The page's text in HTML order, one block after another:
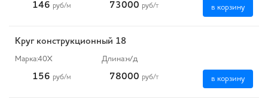
146 руб/м 73000 руб/т в корзину
Круг конструкционный 18
Марка:40Х Длина:н/д
156 руб/м 78000 руб/т в корзину